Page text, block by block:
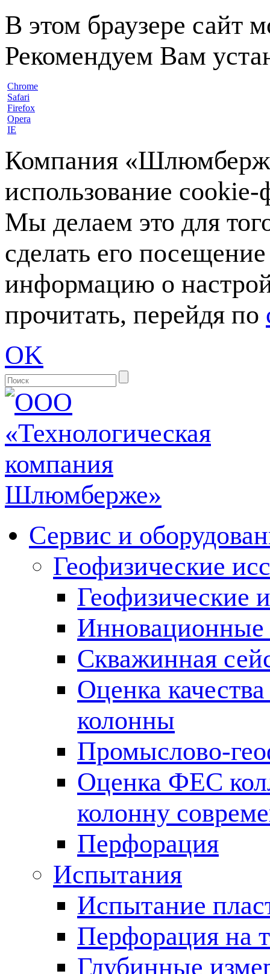
В этом браузере сайт
Рекомендуем Вам
Chrome
Safari
Firefox
Opera
IE
Компания
использование
Мы делаем это для
сделать его
информацию о
прочитать, перейдя по
OK
Сервис и
Геофизические
Геофизические
Инновационные
Скважинная
Оценка
колонны
Промыслово-
Оценка ФЕС
колонну
Перфорация
Испытания
Испытание
Перфорация на
Глубинные